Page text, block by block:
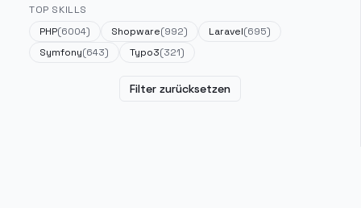
TOP SKILLS
PHP(6004) Shopware(992) Laravel(695)
Symfony(643) Typo3(321)
Filter zurücksetzen